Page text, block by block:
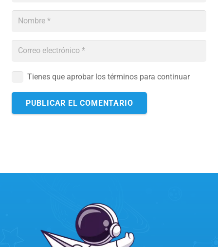
Tienes que aprobar los términos para continuar
PUBLICAR EL COMENTARIO